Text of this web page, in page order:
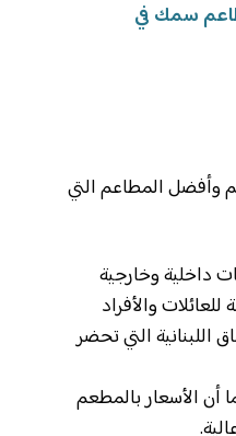
سمك في
وأفضل المطاعم التي
داخلية وخارجية
والأفراد
التي تحضر
أن الأسعار بالمطعم